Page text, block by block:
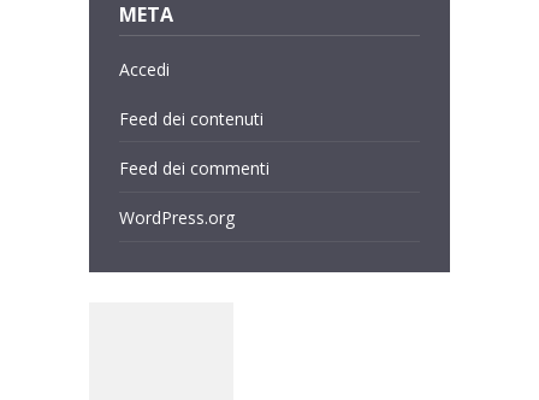
META
Accedi
Feed dei contenuti
Feed dei commenti
WordPress.org